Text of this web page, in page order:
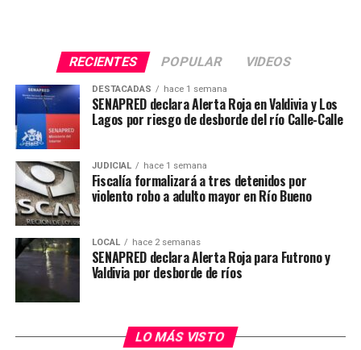
Post Views: 25
RECIENTES POPULAR VIDEOS
DESTACADAS hace 1 semana
SENAPRED declara Alerta Roja en Valdivia y Los
Lagos por riesgo de desborde del río Calle-Calle
JUDICIAL hace 1 semana
Fiscalía formalizará a tres detenidos por
violento robo a adulto mayor en Río Bueno
LOCAL hace 2 semanas
SENAPRED declara Alerta Roja para Futrono y
Valdivia por desborde de ríos
LO MÁS VISTO